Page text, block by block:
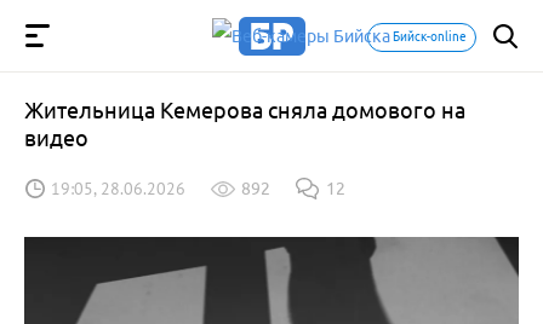
Бийск-online
Жительница Кемерова сняла домового на
видео
19:05, 28.06.2026 892 12